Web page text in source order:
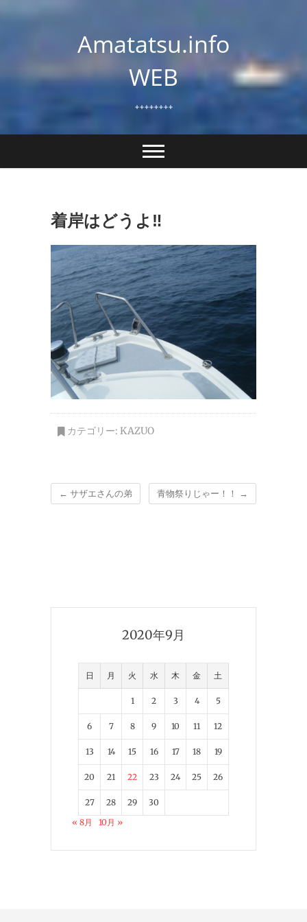
Amatatsu.info
WEB
++++++++
着岸はどうよ‼
カテゴリー: KAZUO
← サザエさんの弟 青物祭りじゃー！！ →
2020年9月
日 月 火 水 木 金 土
1 2 3 4 5
6 7 8 9 10 11 12
13 14 15 16 17 18 19
20 21 22 23 24 25 26
27 28 29
30
« 8月
10月 »